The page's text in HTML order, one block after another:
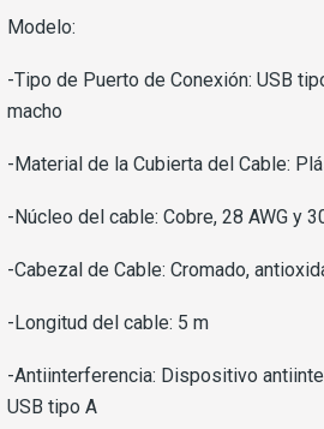
Modelo:
-Tipo de Puerto de Conexión: USB
macho
-Material de la Cubierta del Cable:
-Núcleo del cable: Cobre, 28 AWG y
-Cabezal de Cable: Cromado,
-Longitud del cable: 5 m
-Antiinterferencia: Dispositivo
USB tipo A